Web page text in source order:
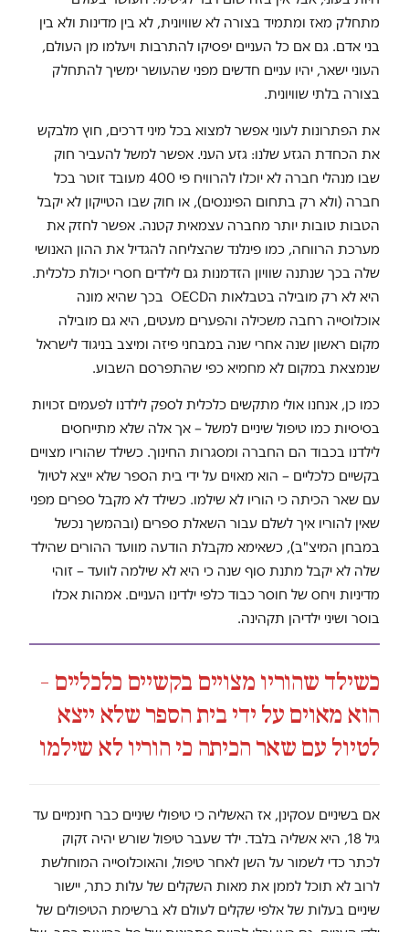
מתחלק מאז ומתמיד בצורה לא שוויונית, לא בין מדינות ולא בין
בני אדם. גם אם כל העניים יפסיקו להתרבות ויעלמו מן העולם,
העוני ישאר, יהיו עניים חדשים מפני שהעושר ימשיך להתחלק
בצורה בלתי שוויונית.
את הפתרונות לעוני אפשר למצוא בכל מיני דרכים, חוץ מלבקש
את הכחדת הגזע שלנו: גזע העני. אפשר למשל להעביר חוק
שבו מנהלי חברה לא יוכלו להרוויח פי 400 מעובד זוטר בכל
חברה (ולא רק בתחום הפיננסים), או חוק שבו הטייקון לא יקבל
הטבות טובות יותר מחברה עצמאית קטנה. אפשר לחזק את
מערכת הרווחה, כמו פינלנד שהצליחה להגדיל את ההון האנושי
שלה בכך שנתנה שוויון הזדמנות גם לילדים חסרי יכולת כלכלית.
היא לא רק מובילה בטבלאות הOECD בכך שהיא מונה
אוכלוסייה רחבה משכילה והפערים מעטים, היא גם מובילה
מקום ראשון שנה אחרי שנה במבחני פיזה ומיצב בניגוד לישראל
שנמצאת במקום לא מחמיא כפי שהתפרסם השבוע.
כמו כן, אנחנו אולי מתקשים כלכלית לספק לילדנו לפעמים זכויות
בסיסיות כמו טיפול שיניים למשל – אך אלה שלא מתייחסים
לילדנו בכבוד הם החברה ומסגרות החינוך. כשילד שהוריו מצויים
בקשיים כלכליים – הוא מאוים על ידי בית הספר שלא ייצא לטיול
עם שאר הכיתה כי הוריו לא שילמו. כשילד לא מקבל ספרים מפני
שאין להוריו איך לשלם עבור השאלת ספרים (ובהמשך נכשל
במבחן המיצ"ב), כשאימא מקבלת הודעה מוועד ההורים שהילד
שלה לא יקבל מתנת סוף שנה כי היא לא שילמה לוועד – זוהי
מדיניות ויחס של חוסר כבוד כלפי ילדינו העניים. אמהות אכלו
בוסר ושיני ילדיהן תקהינה.
כשילד שהוריו מצויים בקשיים כלכליים –
הוא מאוים על ידי בית הספר שלא ייצא
לטיול עם שאר הכיתה כי הוריו לא שילמו
אם בשיניים עסקינן, אז האשליה כי טיפולי שיניים כבר חינמיים עד
גיל 18, היא אשליה בלבד. ילד שעבר טיפול שורש יהיה זקוק
לכתר כדי לשמור על השן לאחר טיפול, והאוכלוסייה המוחלשת
לרוב לא תוכל לממן את מאות השקלים של עלות כתר, יישור
שיניים בעלות של אלפי שקלים לעולם לא ברשימת הטיפולים של